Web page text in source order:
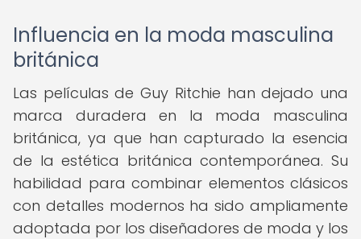
Influencia en la moda masculina
británica
Las películas de Guy Ritchie han dejado una
marca duradera en la moda masculina
británica, ya que han capturado la esencia
de la estética británica contemporánea. Su
habilidad para combinar elementos clásicos
con detalles modernos ha sido ampliamente
adoptada por los diseñadores de moda y los